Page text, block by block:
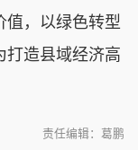
值，以绿色转型
打造县域经济高
责任编辑：葛鹏